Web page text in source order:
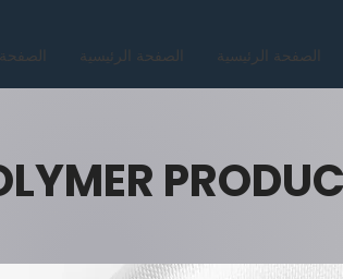
الصفحة الرئيسية الصفحة الرئيسية